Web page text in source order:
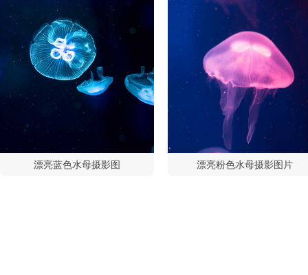
漂亮蓝色水母摄影图 漂亮粉色水母摄影图片